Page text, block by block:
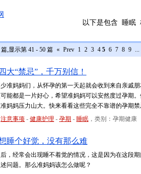
以下是包含 睡眠
篇,显示第 41 - 50 篇 « Prev 1 2 3 4 5 6 7 8 9 ...
大“禁忌”，千万别信！
准妈妈们，从怀孕的第一天起就会收到来自亲戚
能都是一片好心，希望准妈妈可以安然度过孕期
妈妈压力山大。快来看看这些完全不靠谱的孕期禁
注意事项 - 健康护理 - 孕期 - 睡眠 ，类别：孕期健康
睡个好觉，没有那么难
，经常会出现睡不着觉的情况，这是因为在这段
问题。那么准妈妈该怎么做呢？